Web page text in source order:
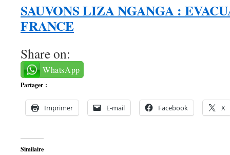
SAUVONS LIZA NGANGA :
FRANCE
Share on:
WhatsApp
Partager :
Imprimer E-mail Facebook X
Similaire